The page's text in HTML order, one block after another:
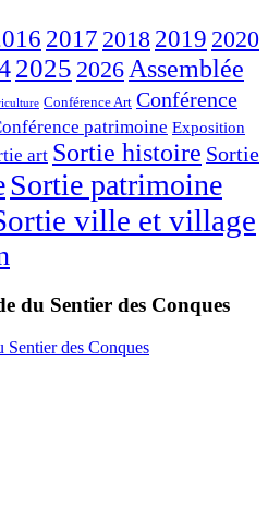
2017 2018 2019 2020
2025 2026Assemblée
Conférence Art Conférence
patrimoine Exposition
art Sortie histoire Sortie
Sortie patrimoine
ville et village
du Sentier des Conques